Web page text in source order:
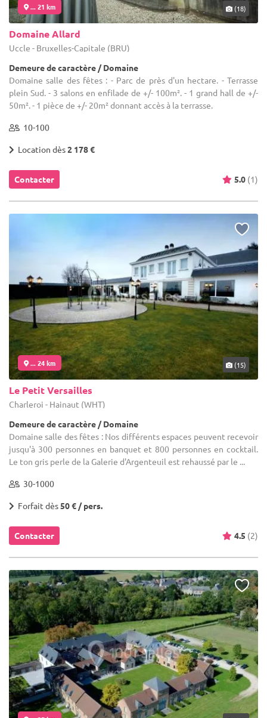
... 21 km (18)
Domaine Allard
Uccle - Bruxelles-Capitale (BRU)
Demeure de caractère / Domaine
Domaine salle des fêtes : - Parc de près d'un hectare. - Terrasse
plein Sud. - 3 salons en enfilade de +/- 100m². - 1 grand hall de +/-
50m². - 1 pièce de +/- 20m² donnant accès à la terrasse.
10-100
Location dès2 178 €
Contacter 5.0 (1)
... 24 km (15)
Le Petit Versailles
Charleroi - Hainaut (WHT)
Demeure de caractère / Domaine
Domaine salle des fêtes : Nos différents espaces peuvent recevoir
jusqu'à 300 personnes en banquet et 800 personnes en cocktail.
Le ton gris perle de la Galerie d'Argenteuil est rehaussé par le ...
30-1000
Forfait dès50 € / pers.
Contacter 4.5 (2)